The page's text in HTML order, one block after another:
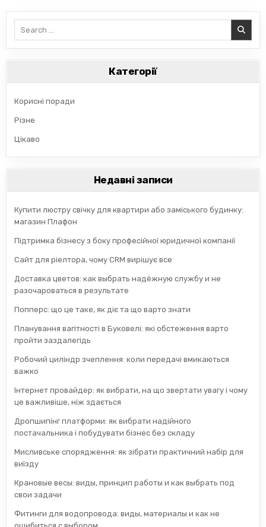
Категорії
Корисні поради
Різне
Цікаво
Недавні записи
Купити люстру свічку для квартири або заміського будинку:
магазин Плафон
Підтримка бізнесу з боку професійної юридичної компанії
Сайт для ріелтора, чому CRM вирішує все
Доставка цветов: как выбрать надёжную службу и не
разочароваться в результате
Попперс: що це таке, як діє та що варто знати
Планування вагітності в Буковелі: які обстеження варто
пройти заздалегідь
Робочий циліндр зчеплення: коли передачі вмикаються
важко
Інтернет провайдер: як вибрати, на що звертати увагу і чому
це важливіше, ніж здається
Дропшипінг платформи: як вибрати надійного
постачальника і побудувати бізнес без складу
Мисливське спорядження: як зібрати практичний набір для
виїзду
Крановые весы: виды, принцип работы и как выбрать под
свои задачи
Фитинги для водопровода: виды, материалы и как не